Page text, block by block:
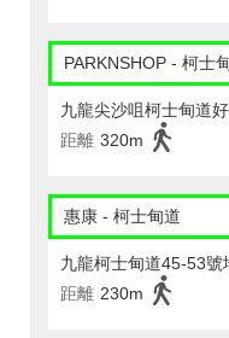
PARKNSHOP - 柯士
九龍尖沙咀柯士甸道
距離 320m
惠康 - 柯士甸道
九龍柯士甸道45-53號
距離 230m